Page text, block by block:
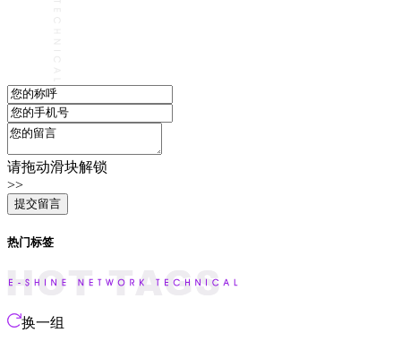
请拖动滑块解锁
>>
热门标签
换一组